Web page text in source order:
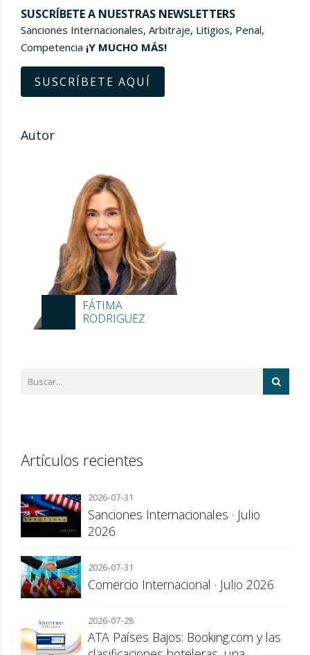
SUSCRÍBETE A NUESTRAS NEWSLETTERS
Sanciones Internacionales, Arbitraje, Litigios, Penal,
Competencia ¡Y MUCHO MÁS!
SUSCRÍBETE AQUÍ
Autor
FÁTIMA
RODRIGUEZ
Artículos recientes
2026-07-31
Sanciones Internacionales · Julio
2026
2026-07-31
Comercio Internacional · Julio 2026
2026-07-28
ATA Países Bajos: Booking.com y las